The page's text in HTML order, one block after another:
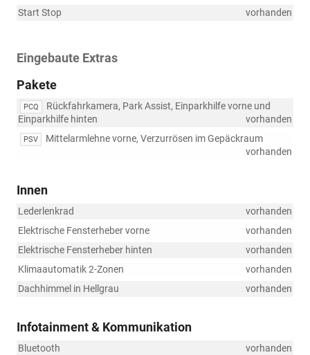
Start Stop
vorhanden
Eingebaute Extras
Pakete
PCQ
Rückfahrkamera, Park Assist, Einparkhilfe vorne und
Einparkhilfe hinten
vorhanden
PSV
Mittelarmlehne vorne, Verzurrösen im Gepäckraum
vorhanden
Innen
Lederlenkrad
vorhanden
Elektrische Fensterheber vorne
vorhanden
Elektrische Fensterheber hinten
vorhanden
Klimaautomatik 2-Zonen
vorhanden
Dachhimmel in Hellgrau
vorhanden
Infotainment & Kommunikation
Bluetooth
vorhanden